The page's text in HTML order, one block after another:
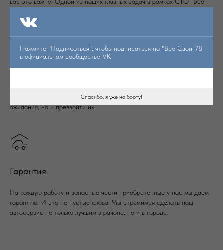
Нажмите "Подписаться", чтобы подписаться на "Все Свои-78
в официальном сообществе VK!
Спасибо, я уже на борту!
Мы ценим ваш выбор и стремимся не только оправдать ваши
ожидания, но и превзойти их.
Гарантия
На каждую работу и запасные чести приобретенные у нас мы даем
гарантию. И это не пустые слова. Мы стремимся сделать наш
автосервис не только лучшим в районе, но и в городе.